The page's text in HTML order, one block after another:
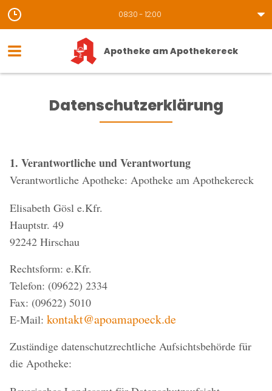
08:30 - 12:00
Apotheke am Apothekereck
Datenschutzerklärung
1. Verantwortliche und Verantwortung
Verantwortliche Apotheke: Apotheke am Apothekereck
Elisabeth Gösl e.Kfr.
Hauptstr. 49
92242 Hirschau
Rechtsform: e.Kfr.
Telefon: (09622) 2334
Fax: (09622) 5010
E-Mail: kontakt@apoamapoeck.de
Zuständige datenschutzrechtliche Aufsichtsbehörde für
die Apotheke: